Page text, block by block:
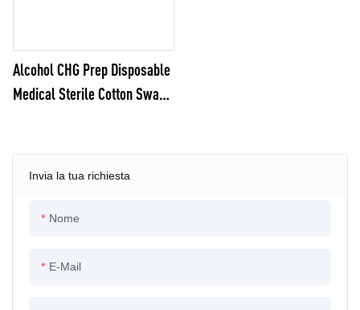
Invia la tua richiesta
Nome
E-Mail
Alcohol CHG Prep Disposable
Medical Sterile Cotton Swab